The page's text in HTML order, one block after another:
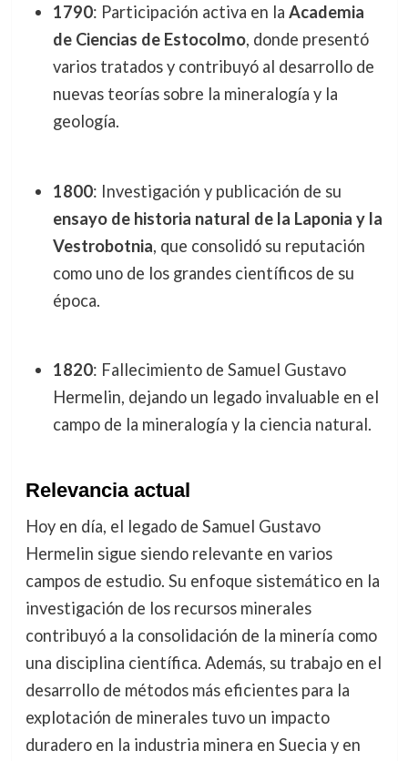
1790: Participación activa en la Academia
de Ciencias de Estocolmo, donde presentó
varios tratados y contribuyó al desarrollo de
nuevas teorías sobre la mineralogía y la
geología.
1800: Investigación y publicación de su
ensayo de historia natural de la Laponia y la
Vestrobotnia, que consolidó su reputación
como uno de los grandes científicos de su
época.
1820: Fallecimiento de Samuel Gustavo
Hermelin, dejando un legado invaluable en el
campo de la mineralogía y la ciencia natural.
Relevancia actual
Hoy en día, el legado de Samuel Gustavo
Hermelin sigue siendo relevante en varios
campos de estudio. Su enfoque sistemático en la
investigación de los recursos minerales
contribuyó a la consolidación de la minería como
una disciplina científica. Además, su trabajo en el
desarrollo de métodos más eficientes para la
explotación de minerales tuvo un impacto
duradero en la industria minera en Suecia y en